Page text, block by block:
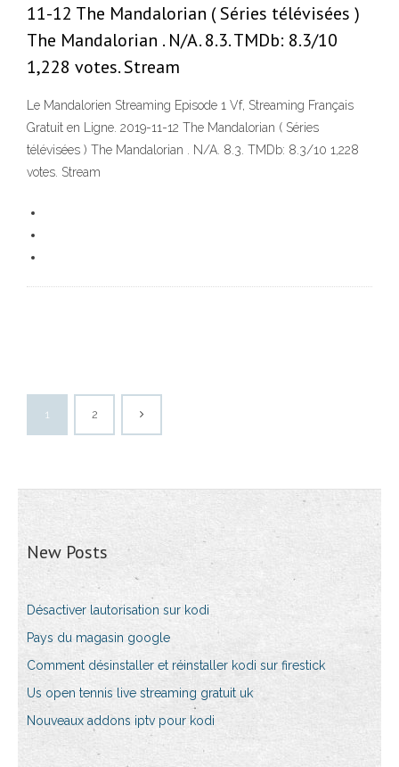
11-12 The Mandalorian ( Séries télévisées )
The Mandalorian . N/A. 8.3. TMDb: 8.3/10
1,228 votes. Stream
Le Mandalorien Streaming Episode 1 Vf, Streaming Français
Gratuit en Ligne. 2019-11-12 The Mandalorian ( Séries
télévisées ) The Mandalorian . N/A. 8.3. TMDb: 8.3/10 1,228
votes. Stream
1 2
New Posts
Désactiver lautorisation sur kodi
Pays du magasin google
Comment désinstaller et réinstaller kodi sur firestick
Us open tennis live streaming gratuit uk
Nouveaux addons iptv pour kodi